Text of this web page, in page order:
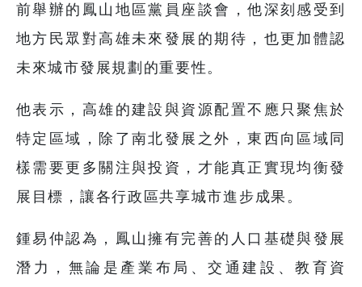
前舉辦的鳳山地區黨員座談會，他深刻感受到
地方民眾對高雄未來發展的期待，也更加體認
未來城市發展規劃的重要性。
他表示，高雄的建設與資源配置不應只聚焦於
特定區域，除了南北發展之外，東西向區域同
樣需要更多關注與投資，才能真正實現均衡發
展目標，讓各行政區共享城市進步成果。
鍾易仲認為，鳳山擁有完善的人口基礎與發展
潛力，無論是產業布局、交通建設、教育資